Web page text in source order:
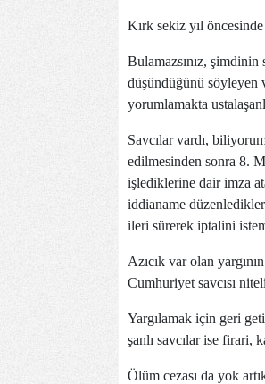
Kırk sekiz yıl
Bulamazsınız, şimdinin
düşündüğünü söyleyen
yorumlamakta
Savcılar vardı,
edilmesinden sonra 8.
işlediklerine dair imza
iddianame
ileri sürerek iptalini
Azıcık var olan
Cumhuriyet savcısı
Yargılamak için geri
şanlı savcılar ise firari,
Ölüm cezası da yok